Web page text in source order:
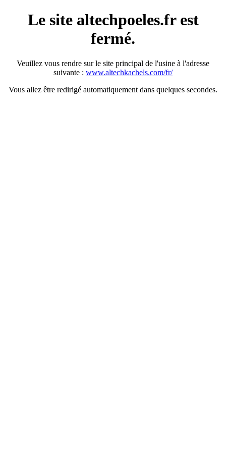
Le site altechpoeles.fr est
fermé.
Veuillez vous rendre sur le site principal de l'usine à l'adresse
suivante : www.altechkachels.com/fr/
Vous allez être redirigé automatiquement dans quelques secondes.